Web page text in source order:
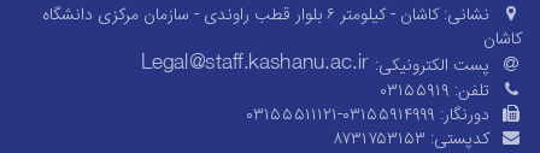
نشانی:
کاشان - کیلومتر ۶ بلوار قطب راوندی - سازمان مرکزی دانشگاه
کاشان
پست الکترونیکی:
تلفن: ۰۳۱۵۵۹۱۹
دورنگار: ۰۳۱۵۵۵۱۱۱۲۱-۰۳۱۵۵۹۱۴۹۹۹
کدپستی: ۸۷۳۱۷۵۳۱۵۳